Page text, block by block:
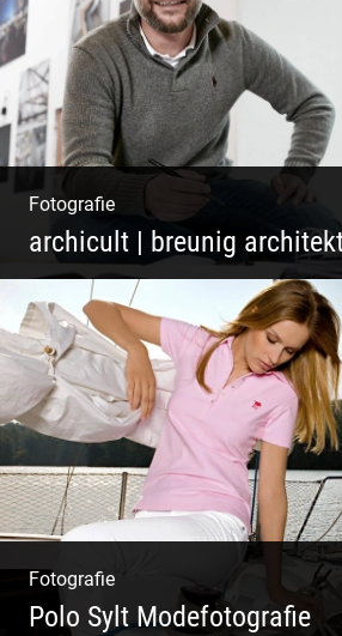
Fotografie
archicult | breunig
Architekten & Bürokatzen |
Bauleiter | Mitarbeiter
Köpfe
Fotografie
Polo Sylt Modefotografie